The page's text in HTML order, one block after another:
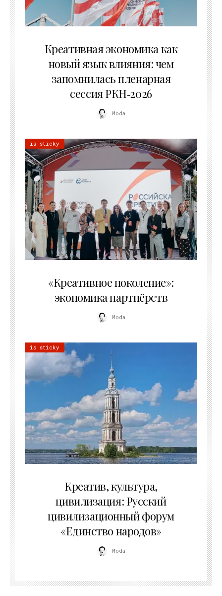
Креативная экономика как
новый язык влияния: чем
запомнилась пленарная
сессия РКН‑2026
Moda
is sticky
«Креативное поколение»:
экономика партнёрств
Moda
is sticky
Креатив, культура,
цивилизация: Русский
цивилизационный форум
«Единство народов»
Moda